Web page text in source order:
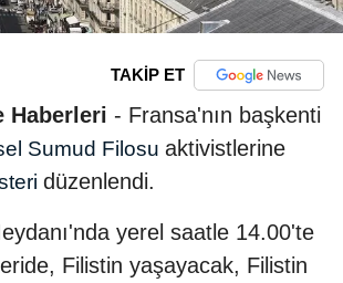
TAKİP ET
Haberleri - Fransa'nın başkenti
Sumud Filosu aktivistlerine
düzenlendi.
yerel saatle 14.00'te
Filistin yaşayacak, Filistin